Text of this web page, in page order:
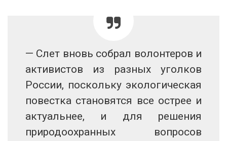
— Слет вновь собрал волонтеров и
активистов из разных уголков
России, поскольку экологическая
повестка становятся все острее и
актуальнее, и для решения
природоохранных вопросов